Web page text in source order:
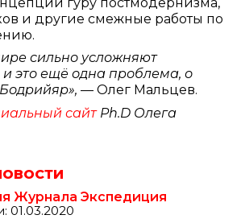
и другие смежные работы по
сильно усложняют
и это ещё одна проблема, о
— Олег Мальцев.
сайтPh.D Олега
Журнала Экспедиция
01.03.2020